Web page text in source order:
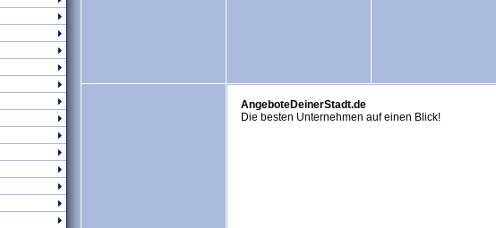
AngeboteDeinerStadt.de
Die besten Unternehmen auf einen Blick!